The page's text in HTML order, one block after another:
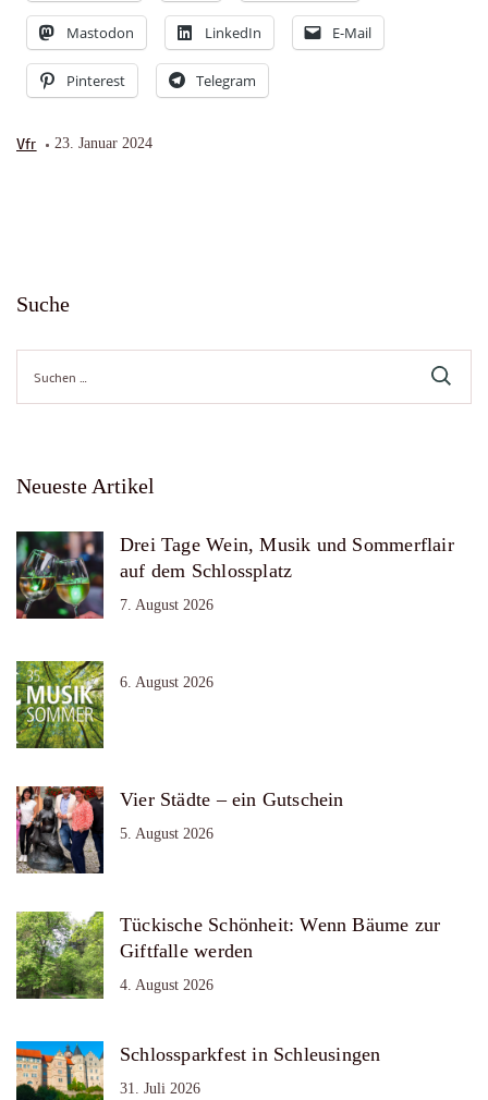
Mastodon LinkedIn E-Mail
Pinterest Telegram
Vfr 23. Januar 2024
Suche
nach:
Neueste Artikel
Drei Tage Wein, Musik und Sommerflair
auf dem Schlossplatz
7. August 2026
6. August 2026
Vier Städte – ein Gutschein
5. August 2026
Tückische Schönheit: Wenn Bäume zur
Giftfalle werden
4. August 2026
Schlossparkfest in Schleusingen
31. Juli 2026